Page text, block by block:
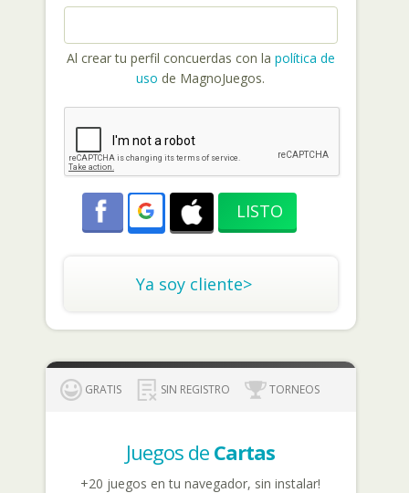
Al crear tu perfil concuerdas con la política de
uso de MagnoJuegos.
Ya soy cliente>
GRATIS SIN REGISTRO TORNEOS
Juegos de Cartas
+20 juegos en tu navegador, sin instalar!